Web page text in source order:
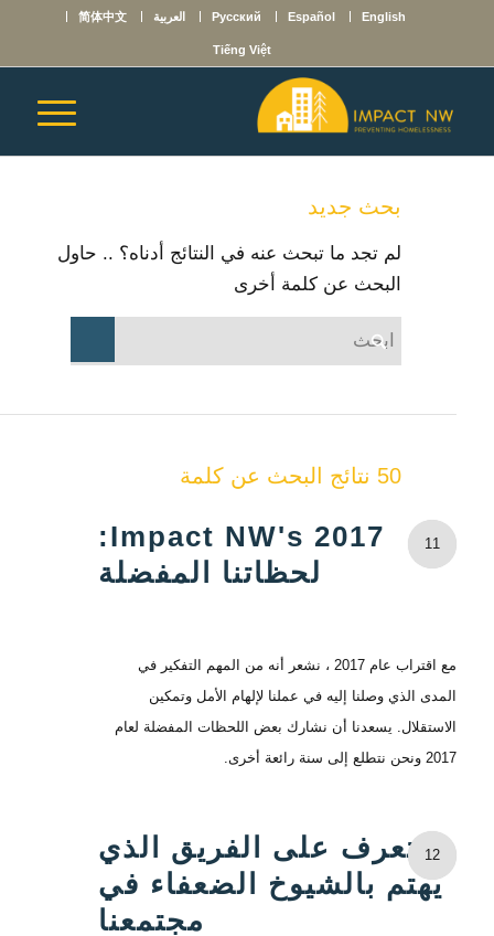
English
Español
Русский العربية 简体中文
Tiếng Việt
بحث جديد
لم تجد ما تبحث عنه في النتائج أدناه؟ .. حاول
البحث عن كلمة أخرى
50 نتائج البحث عن كلمة
11
Impact NW's 2017:
لحظاتنا المفضلة
مع اقتراب عام 2017 ، نشعر أنه من المهم التفكير في
المدى الذي وصلنا إليه في عملنا لإلهام الأمل وتمكين
الاستقلال. يسعدنا أن نشارك بعض اللحظات المفضلة لعام
2017 ونحن نتطلع إلى سنة رائعة أخرى.
12 تعرف على الفريق الذي
يهتم بالشيوخ الضعفاء في
مجتمعنا